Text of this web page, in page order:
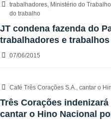
trabalhadores, Ministério do
do trabalho
JT condena fazenda do
trabalhadores e
07/06/2015
Café Três Corações S.A., cantar o
Três Corações
cantar o Hino Nacional